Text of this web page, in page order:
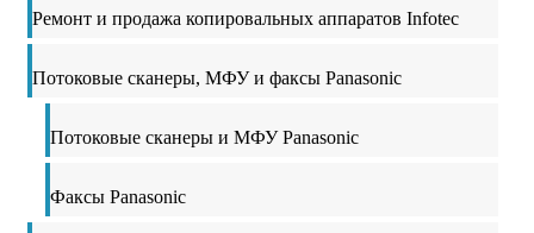
Ремонт и продажа копировальных аппаратов Infotec
Потоковые сканеры, МФУ и факсы Panasonic
Потоковые сканеры и МФУ Panasonic
Факсы Panasonic